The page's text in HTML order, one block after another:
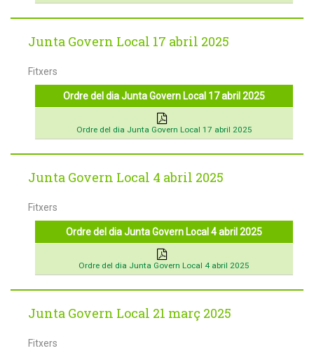
Junta Govern Local 17 abril 2025
Fitxers
Ordre del dia Junta Govern Local 17 abril 2025
Ordre del dia Junta Govern Local 17 abril 2025
Junta Govern Local 4 abril 2025
Fitxers
Ordre del dia Junta Govern Local 4 abril 2025
Ordre del dia Junta Govern Local 4 abril 2025
Junta Govern Local 21 març 2025
Fitxers